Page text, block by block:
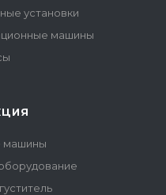
установки
машины
машины